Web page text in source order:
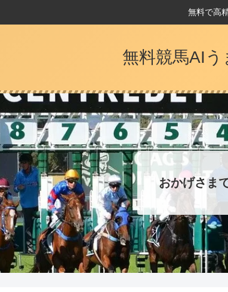
無料で高
無料競馬AI
おかげさま